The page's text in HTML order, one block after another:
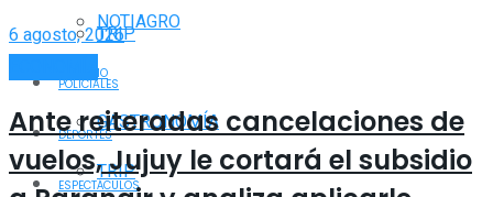
TRIP
POLICIALES
DEPORTES
ESPECTÁCULOS
NOTIAGRO
TURISMO
GASTRONOMÍA
TRIP
6 agosto, 2026
Ante reiteradas cancelaciones de
vuelos, Jujuy le cortará el subsidio